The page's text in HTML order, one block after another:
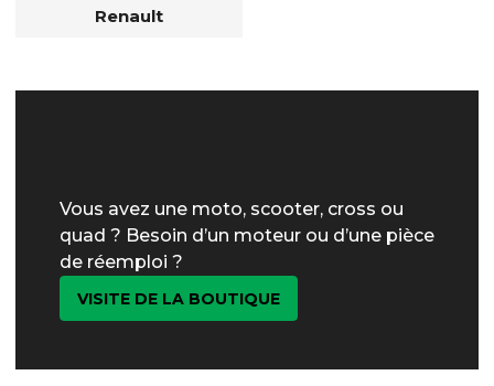
Renault
Vous avez une moto, scooter, cross ou
quad ? Besoin d’un moteur ou d’une pièce
de réemploi ?
VISITE DE LA BOUTIQUE